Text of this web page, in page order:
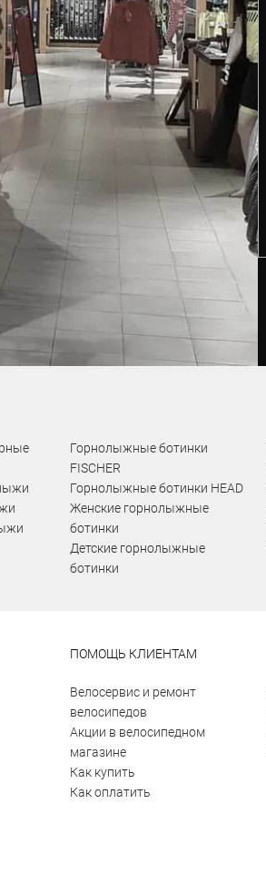
Горнолыжные ботинки
FISCHER
Горнолыжные ботинки HEAD
Женские горнолыжные
ботинки
Детские горнолыжные
ботинки
ПОМОЩЬ КЛИЕНТАМ
Велосервис и ремонт
велосипедов
Акции в велосипедном
магазине
Как купить
Как оплатить